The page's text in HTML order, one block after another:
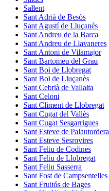
Sallent
Sant Adrià de Besòs
Sant Agustí de Lluçanès
Sant Andreu de la Barca
Sant Andreu de Llavaneres
Sant Antoni de Vilamajor
Sant Bartomeu del Grau
Sant Boi de Llobregat
Sant Boi de Lluçanès
Sant Cebrià de Vallalta
Sant Celoni
Sant Climent de Llobregat
Sant Cugat del Vallès
Sant Cugat Sesgarrigues
Sant Esteve de Palautordera
Sant Esteve Sesrovires
Sant Feliu de Codines
Sant Feliu de Llobregat
Sant Feliu Sasserra
Sant Fost de Campsentelles
Sant Fruitós de Bages